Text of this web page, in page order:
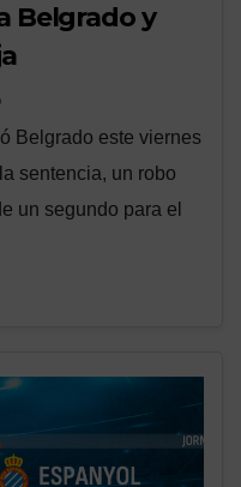
Belgrado y
Belgrado este viernes
sentencia, un robo
un segundo para el